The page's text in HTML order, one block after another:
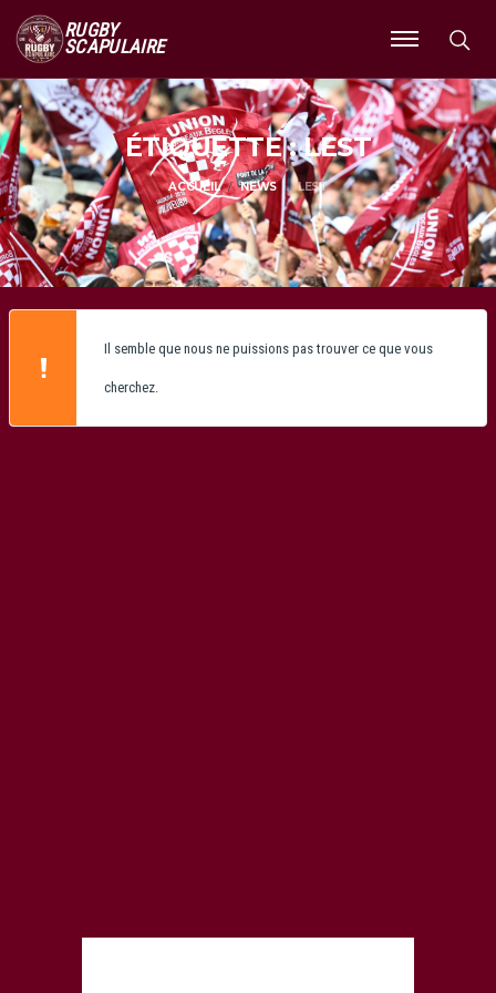
RUGBY
SCAPULAIRE
Ouvrir
le
menu
ÉTIQUETTE : LEST
ACCUEIL NEWS LEST
Il semble que nous ne puissions pas trouver ce que vous
cherchez.